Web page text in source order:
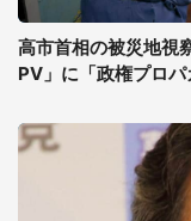
高市首相の被災地視
PV」に「政権プロ